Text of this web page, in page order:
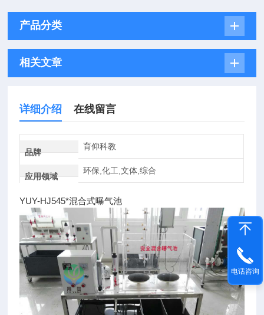
产品分类
相关文章
详细介绍 在线留言
品牌
育仰科教
应用领域
环保,化工,文体,综合
YUY-HJ545*混合式曝气池
电话咨询